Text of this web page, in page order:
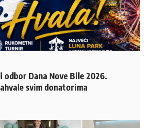
odbor Dana Nove Bile 2026.
svim donatorima